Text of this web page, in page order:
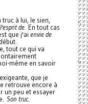
à lui, le sien,
de. En tout cas
que j'ai envie de
tout ce qui va
même en savoir
que je
retrouve encore à
un peu et essayer
Son truc.